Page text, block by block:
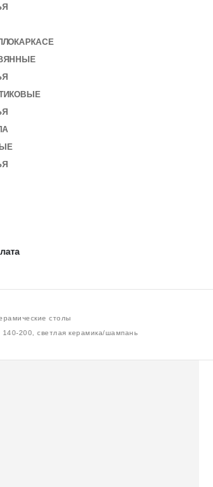
столы
200, светлая керамика/шампань